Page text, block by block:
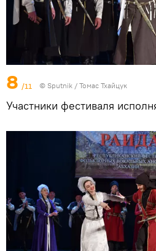
8 /11 © Sputnik / Томас Тхайцук
Участники фестиваля